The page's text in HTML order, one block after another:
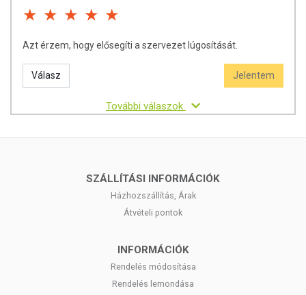
Azt érzem, hogy elősegíti a szervezet lúgosítását.
Válasz Jelentem
További válaszok
SZÁLLÍTÁSI INFORMÁCIÓK
Házhozszállítás, Árak
Átvételi pontok
INFORMÁCIÓK
Rendelés módosítása
Rendelés lemondása